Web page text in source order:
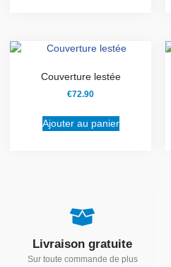
Couverture lestée
€72.90
Ajouter au panier
Livraison gratuite
Sur toute commande de plus